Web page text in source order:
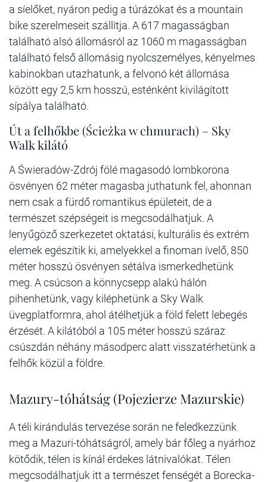
a síelőket, nyáron pedig a túrázókat és a mountain
bike szerelmeseit szállítja. A 617 magasságban
található alsó állomásról az 1060 m magasságban
található felső állomásig nyolcszemélyes, kényelmes
kabinokban utazhatunk, a felvonó két állomása
között egy 2,5 km hosszú, esténként kivilágított
sípálya található.
Út a felhőkbe (Ścieżka w chmurach) – Sky
Walk kilátó
A Świeradów-Zdrój fölé magasodó lombkorona
ösvényen 62 méter magasba juthatunk fel, ahonnan
nem csak a fürdő romantikus épületeit, de a
természet szépségeit is megcsodálhatjuk. A
lenyűgöző szerkezetet oktatási, kulturális és extrém
elemek egészítik ki, amelyekkel a finoman ívelő, 850
méter hosszú ösvényen sétálva ismerkedhetünk
meg. A csúcson a könnycsepp alakú hálón
pihenhetünk, vagy kiléphetünk a Sky Walk
üvegplatformra, ahol átélhetjük a föld felett lebegés
érzését. A kilátóból a 105 méter hosszú száraz
csúszdán néhány másodperc alatt visszatérhetünk a
felhők közül a földre.
Mazury-tóhátság (Pojezierze Mazurskie)
A téli kirándulás tervezése során ne feledkezzünk
meg a Mazuri-tóhátságról, amely bár főleg a nyárhoz
kötődik, télen is kínál érdekes látnivalókat. Télen
megcsodálhatjuk itt a természet fenségét a Borecka-